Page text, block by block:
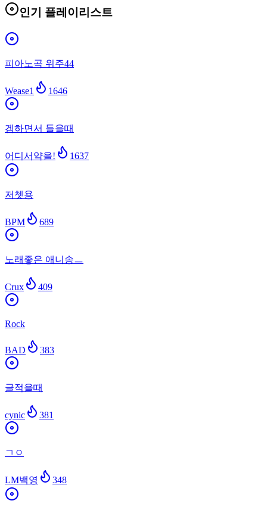
인기 플레이리스트
피아노곡 위주44
Wease1 1646
겜하면서 들을때
어디서약을! 1637
저쳇용
BPM 689
노래좋은 애니송ㅡ
Crux 409
Rock
BAD 383
글적을때
cynic 381
ㄱㅇ
LM백영 348